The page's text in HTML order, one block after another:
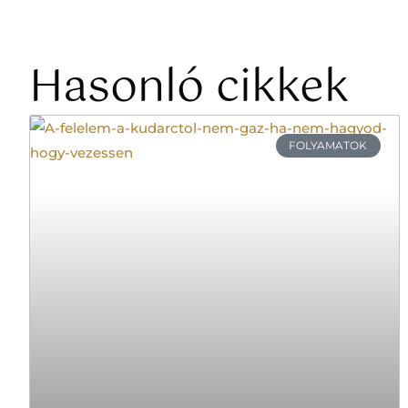
Hasonló cikkek
FOLYAMATOK